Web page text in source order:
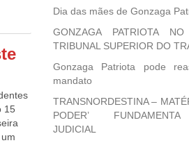
15
Dia das mães de Gonzaga
GONZAGA PATRIOTA
TRIBUNAL SUPERIOR DO
Gonzaga Patriota pode
mandato
TRANSNORDESTINA –
PODER’
JUDICIAL